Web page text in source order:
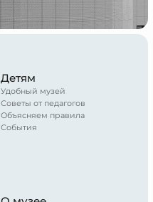
Детям
Удобный музей
Советы от педагогов
Объясняем правила
События